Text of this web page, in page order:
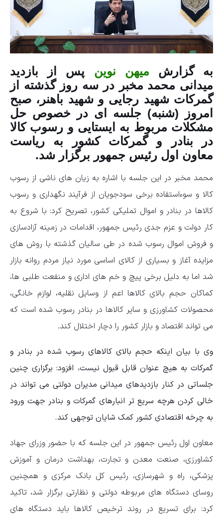
به گزارش میهن نوین پس از بازدید
میدانی محمد مخبر در سه روز گذشته از
گمرکات شهید رجایی و شهید باهنر، صبح
امروز (شنبه) جلسه ای در خصوص حل
مشکلات مربوط به ایستایی و رسوب کالا
در بنادر و گمرکات کشور به ریاست
معاون اول رئیس جمهور برگزار شد.
محمد مخبر در این جلسه با اشاره به زیان های ناشی از رسوب
کالا و سوءاستفاده برخی سودجویان از فرآیند نگهداری و رسوب
کالاها در بنادر و اموال تملیکی کشور، تصریح کرد: با شروع به
کار دولت و عزم جدی رئیس جمهور، اقدامات در زمینه آزادسازی
و فروش اموال رسوب شده در طی سالیان گذشته با روش های
مزایده آغاز و بسیاری از کالای اساسی مورد نیاز مردم روانه بازار
شد اما به دلیل برخی پیچ و خم های اداری و منفعت طلبی ها،
کماکان حجم بالای کالاها اعم از وسایل نقلیه، لوازم خانگی،
محصولات کشاورزی و سایر کالاها در بنادر رسوب شده است که
می تواند اقتصاد و بازار کشور را دچار اختلال کند.
وی با بیان اینکه حجم بالای کالاهای رسوب شده در بنادر و
گمرکات به هیچ عنوان قابل قبول نیست، افزود: برگزاری چنین
جلساتی در کنار بازدیدهای میدانی مدیران دولتی می تواند در
خالی کردن هرچه سریع تر انبارهای گمرکات و بنادر جهت ورود
به چرخه اقتصادی کشور کمک شایان توجهی کند.
معاون اول رئیس جمهور در این جلسه که با حضور وزرای جهاد
کشاورزی، صنعت معدن و تجارت، بهداشت درمان و آموزش
پزشکی، راه و شهرسازی، رئیس کل بانک مرکزی و همچنین
روسای دستگاه های مربوطه دولتی و نظارتی برگزار شد، تاکید
کرد: برای تسریع در روند ترخیص کالاها باید دستگاه های